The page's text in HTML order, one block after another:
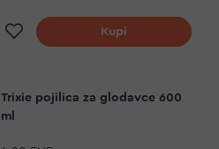
Dodaj na listu želja
Kupi
Trixie pojilica za glodavce 600
ml